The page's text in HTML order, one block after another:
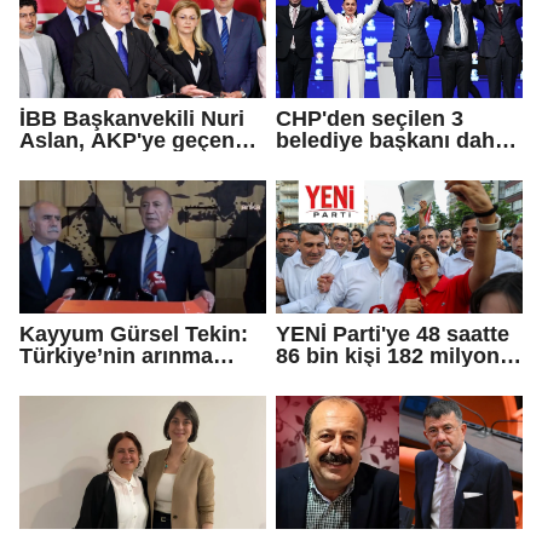
İBB Başkanvekili Nuri
Aslan, AKP'ye geçen
iddialarına yanıt verdi
CHP'den seçilen 3
belediye başkanı daha
Kayyum Gürsel Tekin:
Türkiye’nin arınma
geldiniz...
YENİ Parti'ye 48 saatte
86 bin kişi 182 milyon